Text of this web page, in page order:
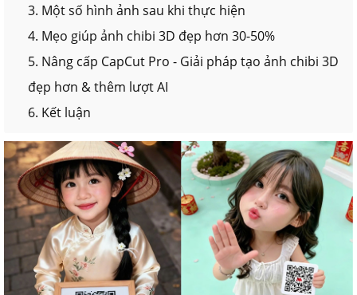
3. Một số hình ảnh sau khi thực hiện
4. Mẹo giúp ảnh chibi 3D đẹp hơn 30-50%
5. Nâng cấp CapCut Pro - Giải pháp tạo ảnh chibi 3D
đẹp hơn & thêm lượt AI
6. Kết luận